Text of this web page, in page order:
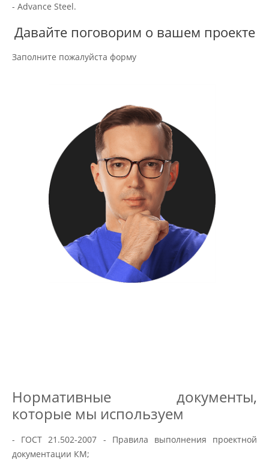
- Advance Steel.
Давайте поговорим о вашем проекте
Заполните пожалуйста форму
Нормативные документы,
которые мы используем
- ГОСТ 21.502-2007 - Правила выполнения проектной
документации КМ;